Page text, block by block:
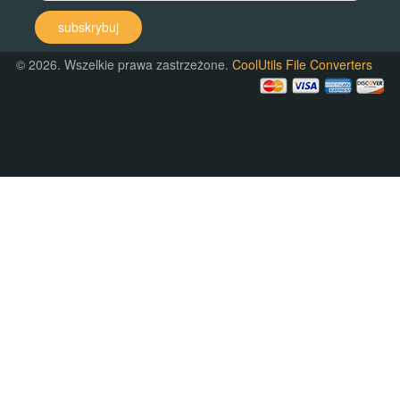
subskrybuj
© 2026. Wszelkie prawa zastrzeżone.CoolUtils File Converters